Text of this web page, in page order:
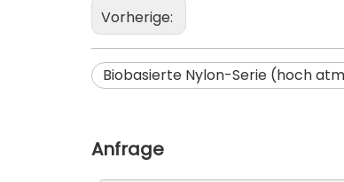
Vorherige:
Biobasierte Nylon-Serie (hoch
Anfrage